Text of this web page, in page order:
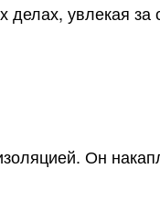
увлекая за
Он